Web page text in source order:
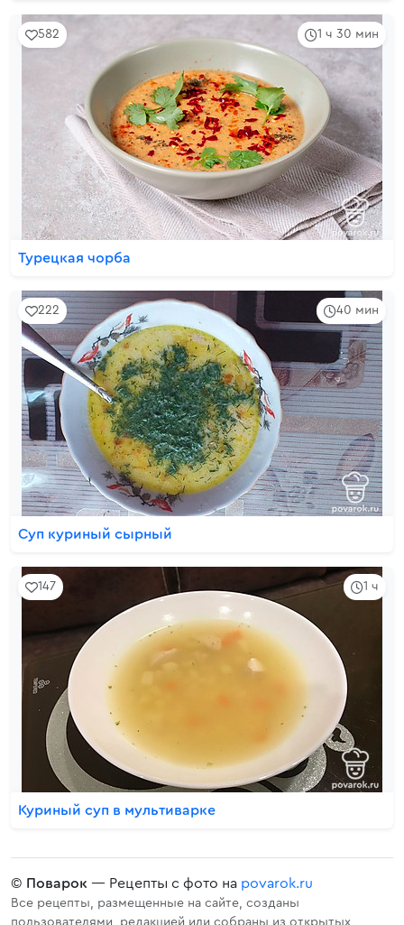
1 ч 30 мин
582
Турецкая чорба
40 мин
222
Суп куриный сырный
1 ч
147
Куриный суп в мультиварке
© Поварок — Рецепты с фото на povarok.ru
Все рецепты, размещенные на сайте, созданы
пользователями, редакцией или собраны из открытых